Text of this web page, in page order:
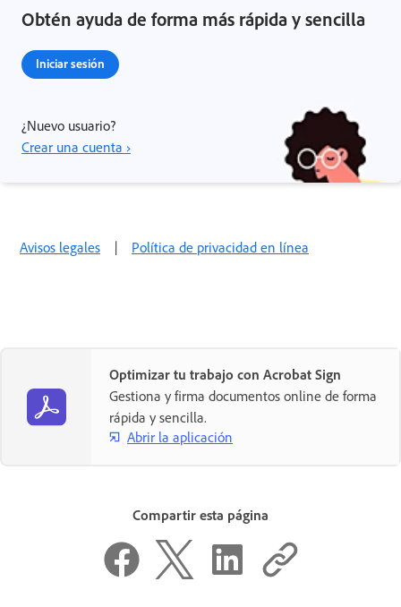
Obtén ayuda de forma más rápida y sencilla
Iniciar sesión
¿Nuevo usuario?
Crear una cuenta ›
Avisos legales | Política de privacidad en línea
Optimizar tu trabajo con Acrobat Sign
Gestiona y firma documentos online de forma
rápida y sencilla.
Abrir la aplicación
Compartir esta página